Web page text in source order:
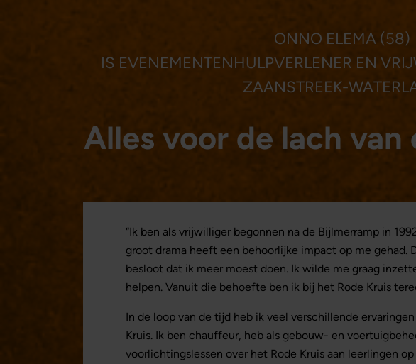
ONNO ELEMA (58)
IS EVENEMENTENHULPVERLENER EN
ZAANSTREEK-
Alles voor de lach van
“Ik ben als vrijwilliger begonnen na de Bijlmerramp in
groot drama heeft een behoorlijke impact op me gehad.
besloot dat ik meer moest doen. Ik wilde me graag
helpen. Vanuit die behoefte ben ik bij het Rode Kruis
In de loop van de tijd heb ik veel verschillende
Kruis. Ik ben chauffeur, heb als gebouw- en
voorlichtingslessen over het Rode Kruis aan leerlingen